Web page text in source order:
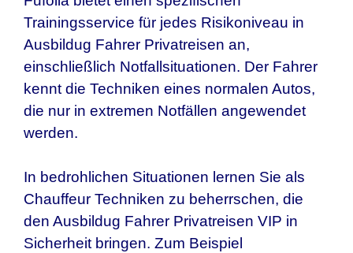
Trainingsservice für jedes Risikoniveau in
Ausbildug Fahrer Privatreisen an,
einschließlich Notfallsituationen. Der Fahrer
kennt die Techniken eines normalen Autos,
die nur in extremen Notfällen angewendet
werden.
In bedrohlichen Situationen lernen Sie als
Chauffeur Techniken zu beherrschen, die
den Ausbildug Fahrer Privatreisen VIP in
Sicherheit bringen. Zum Beispiel